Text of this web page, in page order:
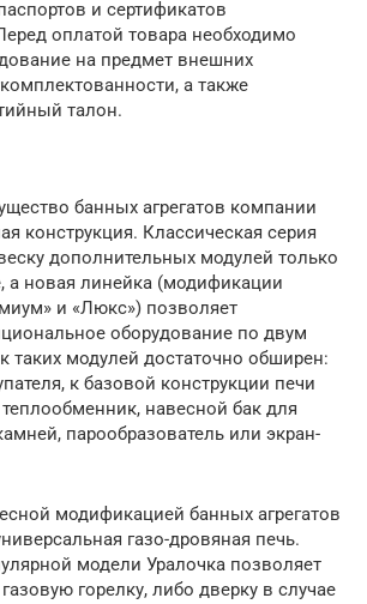
и сертификатов
оплатой товара необходимо
на предмет внешних
а также
талон.
банных агрегатов компании
конструкция. Классическая серия
дополнительных модулей только
а новая линейка (модификации
и «Люкс») позволяет
оборудование по двум
таких модулей достаточно обширен:
к базовой конструкции печи
навесной бак для
парообразователь или экран-
модификацией банных агрегатов
газо-дровяная печь.
модели Уралочка позволяет
горелку, либо дверку в случае